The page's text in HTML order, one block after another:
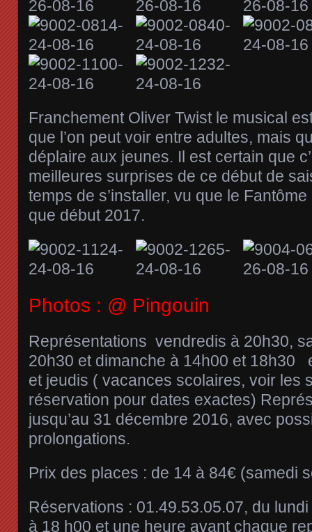
Franchement Oliver Twist le musical
que l’on peut voir entre adultes, mais
déplaire aux jeunes. Il est certain que
meilleures surprises de ce début de
temps de s’installer, vu que le
que début 2017.
Photos : @ Pingouin
Représentations vendredis à 20h30,
20h30 et dimanche à 14h00 et 18h30
et jeudis ( vacances scolaires, voir les
réservation pour dates exactes)
jusqu’au 31 décembre 2016, avec
prolongations.
Prix des places : de 14 à 84€ (samedi
Réservations : 01.49.53.05.07, du
à 18 h00 et une heure avant chaque